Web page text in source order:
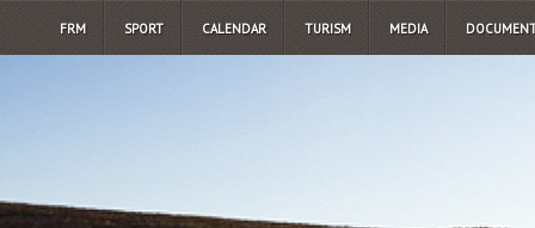
FRM SPORT CALENDAR TURISM MEDIA